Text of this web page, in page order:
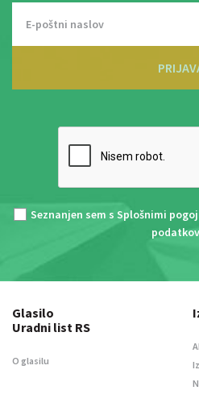
Seznanjen sem s Splošnimi
podatkov
Glasilo
Uradni list RS
O glasilu